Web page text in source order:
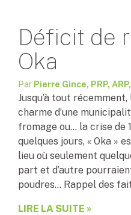
Déficit de
Oka
Par Pierre Gince, PRP,
Jusqu’à tout
charme d’une
fromage ou… la crise de
quelques jours, « Oka »
lieu où seulement
part et d’autre
poudres… Rappel des
LIRE LA SUITE »